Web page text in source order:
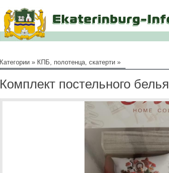
Категории » КПБ, полотенца, скатерти »
Комплект постельного белья